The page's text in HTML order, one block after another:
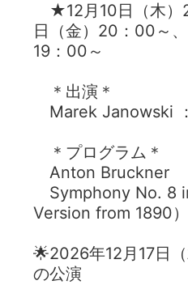
★12月10日（木）
日（金）20：00～、
19：00～
＊出演＊
Marek Janowski
＊プログラム＊
Anton Bruckner
Symphony No. 8
Version from 1890）
🌟2026年12月17日（
の公演